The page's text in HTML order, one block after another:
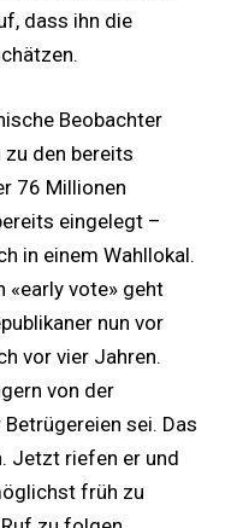
dass ihn die
Beobachter
den bereits
76 Millionen
eingelegt –
in einem Wahllokal.
«early vote» geht
nun vor
vor vier Jahren.
von der
sei. Das
Jetzt riefen er und
früh zu